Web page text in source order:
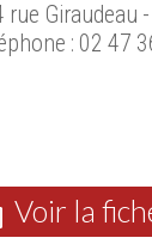
rue Giraudeau
: 02 47
Voir la